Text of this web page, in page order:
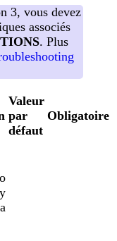
3, vous devez
associés
. Plus
Valeur
par
défaut
Obligatoire